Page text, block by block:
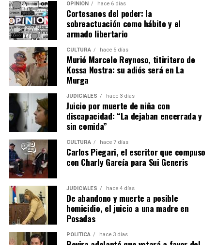
OPINIÓN hace 6 días
Cortesanos del poder: la
sobreactuación como hábito y el
armado libertario
CULTURA hace 5 días
Murió Marcelo Reynoso, titiritero de
Kossa Nostra: su adiós será en La
Murga
JUDICIALES hace 3 días
Juicio por muerte de niña con
discapacidad: “La dejaban encerrada y
sin comida”
CULTURA hace 7 días
Carlos Piegari, el escritor que compuso
con Charly García para Sui Generis
JUDICIALES hace 4 días
De abandono y muerte a posible
homicidio, el juicio a una madre en
Posadas
POLÍTICA hace 3 días